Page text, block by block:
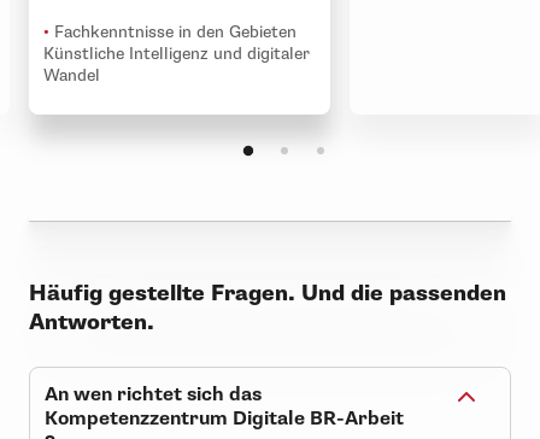
• Fachkenntnisse in den Gebieten
Künstliche Intelligenz und digitaler
Wandel
Häufig gestellte Fragen. Und die passenden
Antworten.
An wen richtet sich das
Kompetenzzentrum Digitale BR-Arbeit